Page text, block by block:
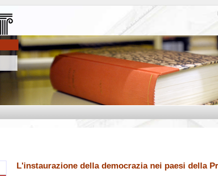
L'instaurazione della democrazia nei paesi della